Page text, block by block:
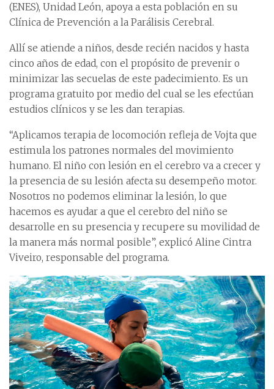
(ENES), Unidad León, apoya a esta población en su
Clínica de Prevención a la Parálisis Cerebral.
Allí se atiende a niños, desde recién nacidos y hasta
cinco años de edad, con el propósito de prevenir o
minimizar las secuelas de este padecimiento. Es un
programa gratuito por medio del cual se les efectúan
estudios clínicos y se les dan terapias.
“Aplicamos terapia de locomoción refleja de Vojta que
estimula los patrones normales del movimiento
humano. El niño con lesión en el cerebro va a crecer y
la presencia de su lesión afecta su desempeño motor.
Nosotros no podemos eliminar la lesión, lo que
hacemos es ayudar a que el cerebro del niño se
desarrolle en su presencia y recupere su movilidad de
la manera más normal posible”, explicó Aline Cintra
Viveiro, responsable del programa.